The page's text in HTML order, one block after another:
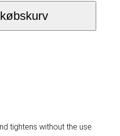
tightens without the use